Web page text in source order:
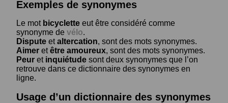
Exemples de synonymes
Le mot bicyclette eut être considéré comme
synonyme de vélo.
Dispute etaltercation, sont des mots synonymes.
Aimer etêtre amoureux, sont des mots synonymes.
Peur et inquiétude sont deux synonymes que l’on
retrouve dans ce dictionnaire des synonymes en
ligne.
Usage d’un dictionnaire des synonymes